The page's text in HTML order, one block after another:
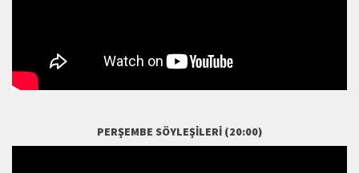
PERŞEMBE SÖYLEŞILERI (20:00)